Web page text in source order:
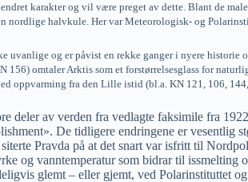
karakter og vil være preget av dette. Blant de
halvkule. Her var Meteorologisk- og
uvanlige og er påvist en rekke ganger i nyere historie
156) omtaler Arktis som et forstørrelsesglass for
oppvarming fra den Lille istid (bl.a. KN 121, 106,
deler av verden fra vedlagte faksimile fra
De tidligere endringene er vesentlig
Pravda på at det snart var isfritt til
og vanntemperatur som bidrar til
glemt – eller gjemt, ved Polarinstituttet